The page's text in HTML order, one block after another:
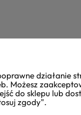
taka,
działanie
Możesz
do sklepu lub
zgody".